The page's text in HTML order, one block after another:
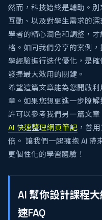
然而，科技始終是輔助。
互動、以及對學生需求的
學者的精心潤色和調整，
格。如同我們分享的案例
學經驗進行迭代優化，是確
發揮最大效用的關鍵。
希望這篇文章能為您開啟
章。如果您想更進一步瞭
許可以參考我們另一篇文章
AI 快速整理網頁筆記 ，善
倍。 讓我們一起擁抱 AI 帶
更個性化的學習體驗！
AI 幫你設計課程
速FAQ